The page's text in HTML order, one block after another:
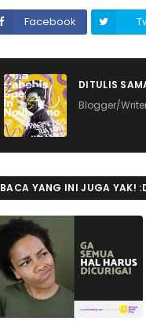
Facebook
DITULIS
Blogger/
BACA YANG INI JUGA YAK!